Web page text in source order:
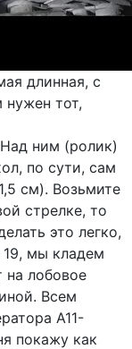
длинная, с
тот,
Над ним (ролик)
по сути, сам
см). Возьмите
стрелке, то
это легко,
мы кладем
на лобовое
Всем
A11-
покажу как